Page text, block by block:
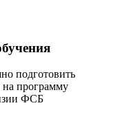
подготовить
на программу
ФСБ